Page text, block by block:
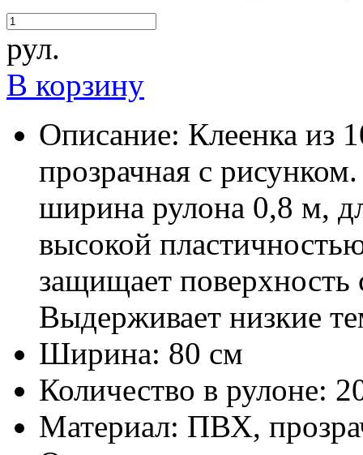
рул.
В корзину
Описание: Клеенка из
прозрачная с
ширина рулона 0,8 м,
высокой
защищает поверхность
Выдерживает низкие
Ширина: 80 см
Количество в рулоне:
Материал: ПВХ,